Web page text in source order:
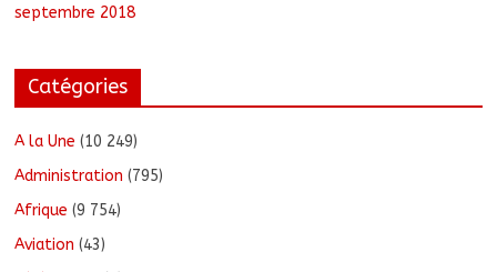
septembre 2018
Catégories
A la Une (10 249)
Administration (795)
Afrique (9 754)
Aviation (43)